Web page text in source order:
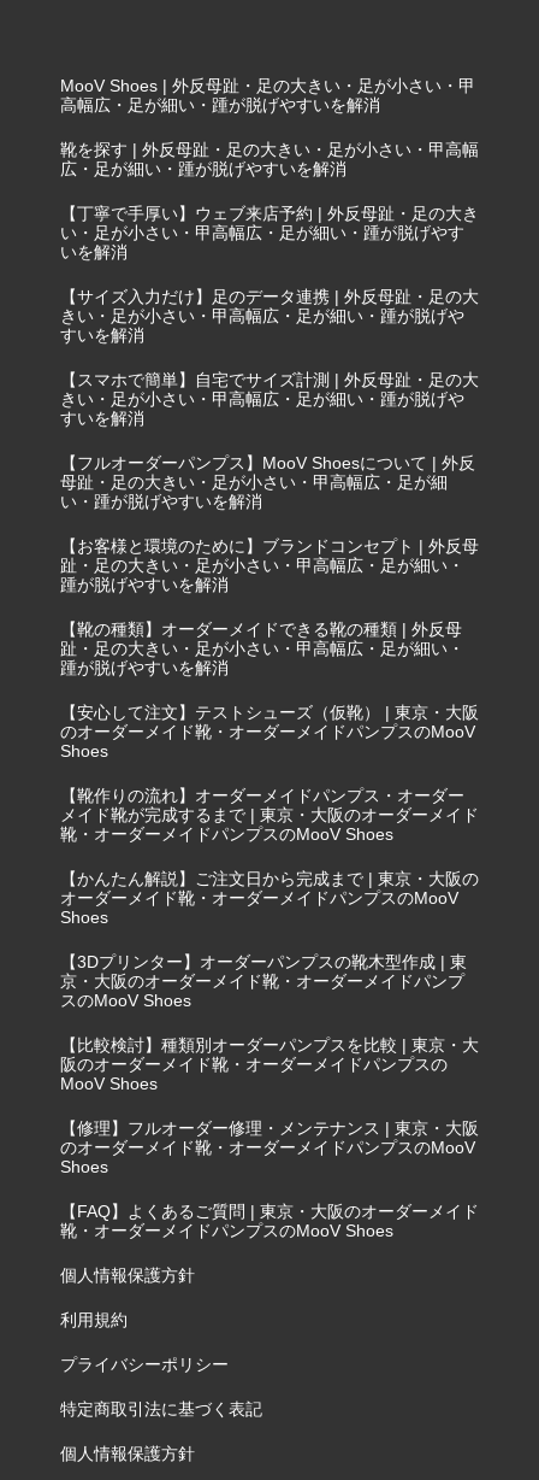
MooV Shoes | 外反母趾・足の大きい・足が小さい・甲
高幅広・足が細い・踵が脱げやすいを解消
靴を探す | 外反母趾・足の大きい・足が小さい・甲高幅
広・足が細い・踵が脱げやすいを解消
【丁寧で手厚い】ウェブ来店予約 | 外反母趾・足の大き
い・足が小さい・甲高幅広・足が細い・踵が脱げやす
いを解消
【サイズ入力だけ】足のデータ連携 | 外反母趾・足の大
きい・足が小さい・甲高幅広・足が細い・踵が脱げや
すいを解消
【スマホで簡単】自宅でサイズ計測 | 外反母趾・足の大
きい・足が小さい・甲高幅広・足が細い・踵が脱げや
すいを解消
【フルオーダーパンプス】MooV Shoesについて | 外反
母趾・足の大きい・足が小さい・甲高幅広・足が細
い・踵が脱げやすいを解消
【お客様と環境のために】ブランドコンセプト | 外反母
趾・足の大きい・足が小さい・甲高幅広・足が細い・
踵が脱げやすいを解消
【靴の種類】オーダーメイドできる靴の種類 | 外反母
趾・足の大きい・足が小さい・甲高幅広・足が細い・
踵が脱げやすいを解消
【安心して注文】テストシューズ（仮靴） | 東京・大阪
のオーダーメイド靴・オーダーメイドパンプスのMooV
Shoes
【靴作りの流れ】オーダーメイドパンプス・オーダー
メイド靴が完成するまで | 東京・大阪のオーダーメイド
靴・オーダーメイドパンプスのMooV Shoes
【かんたん解説】ご注文日から完成まで | 東京・大阪の
オーダーメイド靴・オーダーメイドパンプスのMooV
Shoes
【3Dプリンター】オーダーパンプスの靴木型作成 | 東
京・大阪のオーダーメイド靴・オーダーメイドパンプ
スのMooV Shoes
【比較検討】種類別オーダーパンプスを比較 | 東京・大
阪のオーダーメイド靴・オーダーメイドパンプスの
MooV Shoes
【修理】フルオーダー修理・メンテナンス | 東京・大阪
のオーダーメイド靴・オーダーメイドパンプスのMooV
Shoes
【FAQ】よくあるご質問 | 東京・大阪のオーダーメイド
靴・オーダーメイドパンプスのMooV Shoes
個人情報保護方針
利用規約
プライバシーポリシー
特定商取引法に基づく表記
個人情報保護方針